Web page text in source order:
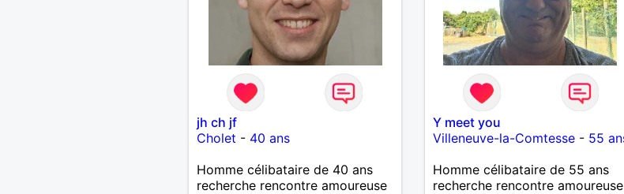
jh ch jf
Cholet - 40 ans
Homme célibataire de 40 ans
recherche rencontre amoureuse
Y meet you
Villeneuve-la-Comtesse- 55
Homme célibataire de 55 ans
recherche rencontre amoureuse